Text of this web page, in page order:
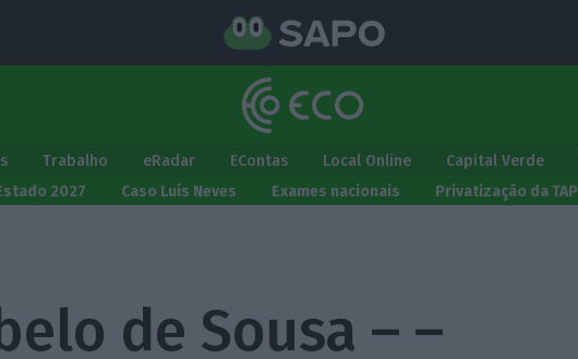
Trabalho eRadar EContas Local Online Capital Verde
2027
Caso Luís Neves Exames nacionais Privatização da TAP
de Sousa – –